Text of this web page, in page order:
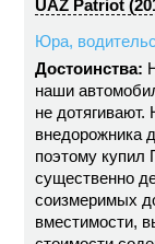
UAZ Patriot
Юра,
Достоинства:
наши
не дотягивают.
внедорожника
поэтому купил
существенно
соизмеримых
вместимости,